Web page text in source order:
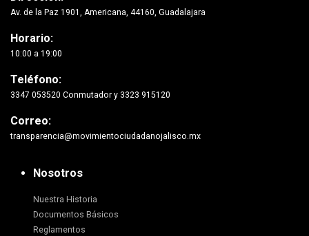
Av. de la Paz 1901, Americana, 44160, Guadalajara
Horario:
10:00 a 19:00
Teléfono:
3347 053520 Conmutador y 3323 915120
Correo:
transparencia@movimientociudadanojalisco.mx
Nosotros
Nuestra Historia
Documentos Básicos
Reglamentos